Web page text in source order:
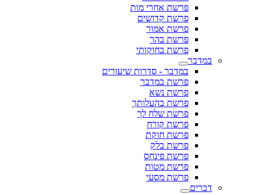
פרשת אחרי מות
פרשת קדושים
פרשת אמור
פרשת בהר
פרשת בחוקותי
במדבר
במדבר - סדרות שיעורים
פרשת במדבר
פרשת נשא
פרשת בהעלותך
פרשת שלח לך
פרשת קורח
פרשת חוקת
פרשת בלק
פרשת פינחס
פרשת מטות
פרשת מסעי
דברים